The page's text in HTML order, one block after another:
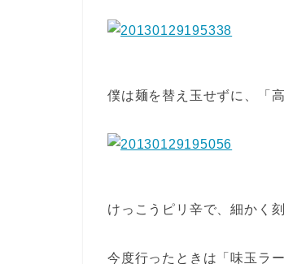
僕は麺を替え玉せずに、「
けっこうピリ辛で、細かく
今度行ったときは「味玉ラ